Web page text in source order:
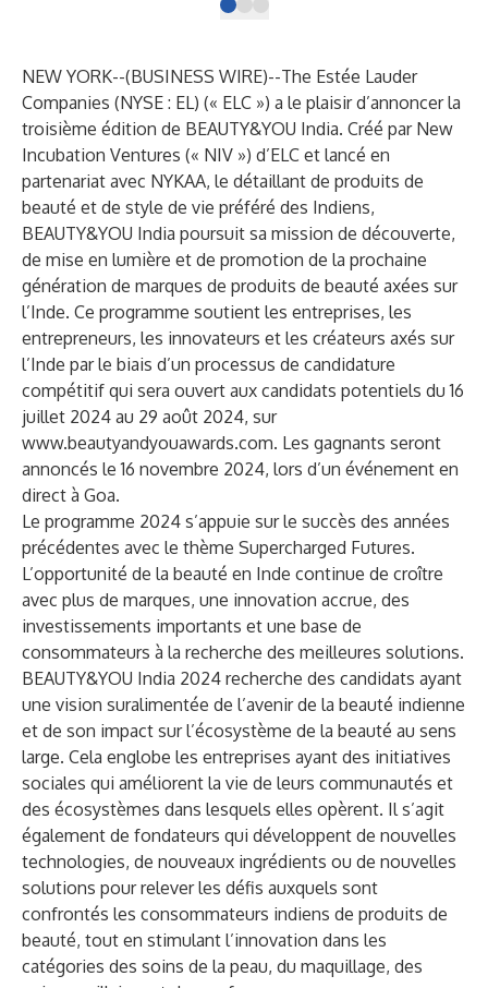
NEW YORK--(BUSINESS WIRE)--The Estée Lauder
Companies (NYSE : EL) (« ELC ») a le plaisir d’annoncer la
troisième édition de BEAUTY&YOU India. Créé par New
Incubation Ventures (« NIV ») d’ELC et lancé en
partenariat avec NYKAA, le détaillant de produits de
beauté et de style de vie préféré des Indiens,
BEAUTY&YOU India poursuit sa mission de découverte,
de mise en lumière et de promotion de la prochaine
génération de marques de produits de beauté axées sur
l’Inde. Ce programme soutient les entreprises, les
entrepreneurs, les innovateurs et les créateurs axés sur
l’Inde par le biais d’un processus de candidature
compétitif qui sera ouvert aux candidats potentiels du 16
juillet 2024 au 29 août 2024, sur
www.beautyandyouawards.com. Les gagnants seront
annoncés le 16 novembre 2024, lors d’un événement en
direct à Goa.
Le programme 2024 s’appuie sur le succès des années
précédentes avec le thème Supercharged Futures.
L’opportunité de la beauté en Inde continue de croître
avec plus de marques, une innovation accrue, des
investissements importants et une base de
consommateurs à la recherche des meilleures solutions.
BEAUTY&YOU India 2024 recherche des candidats ayant
une vision suralimentée de l’avenir de la beauté indienne
et de son impact sur l’écosystème de la beauté au sens
large. Cela englobe les entreprises ayant des initiatives
sociales qui améliorent la vie de leurs communautés et
des écosystèmes dans lesquels elles opèrent. Il s’agit
également de fondateurs qui développent de nouvelles
technologies, de nouveaux ingrédients ou de nouvelles
solutions pour relever les défis auxquels sont
confrontés les consommateurs indiens de produits de
beauté, tout en stimulant l’innovation dans les
catégories des soins de la peau, du maquillage, des